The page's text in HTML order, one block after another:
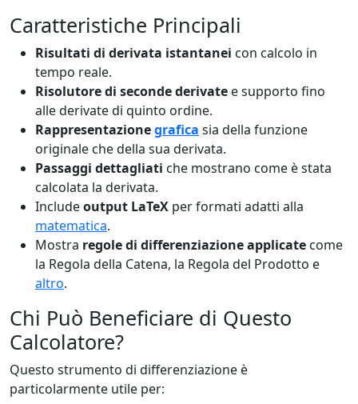
Caratteristiche Principali
Risultati di derivata istantanei con calcolo in
tempo reale.
Risolutore di seconde derivate e supporto fino
alle derivate di quinto ordine.
Rappresentazionegrafica sia della funzione
originale che della sua derivata.
Passaggi dettagliati che mostrano come è stata
calcolata la derivata.
Includeoutput LaTeX per formati adatti alla
matematica.
Mostra regole di differenziazione applicate come
la Regola della Catena, la Regola del Prodotto e
altro.
Chi Può Beneficiare di Questo
Calcolatore?
Questo strumento di differenziazione è
particolarmente utile per: